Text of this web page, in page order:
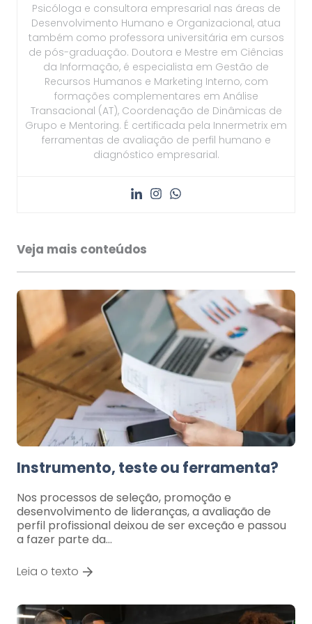
Psicóloga e consultora empresarial nas áreas de
Desenvolvimento Humano e Organizacional, atua
também como professora universitária em cursos
de pós-graduação. Doutora e Mestre em Ciências
da Informação, é especialista em Gestão de
Recursos Humanos e Marketing Interno, com
formações complementares em Análise
Transacional (AT), Coordenação de Dinâmicas de
Grupo e Mentoring. É certificada pela Innermetrix em
ferramentas de avaliação de perfil humano e
diagnóstico empresarial.
Veja mais conteúdos
Instrumento, teste ou ferramenta?
Nos processos de seleção, promoção e
desenvolvimento de lideranças, a avaliação de
perfil profissional deixou de ser exceção e passou
a fazer parte da…
Leia o texto